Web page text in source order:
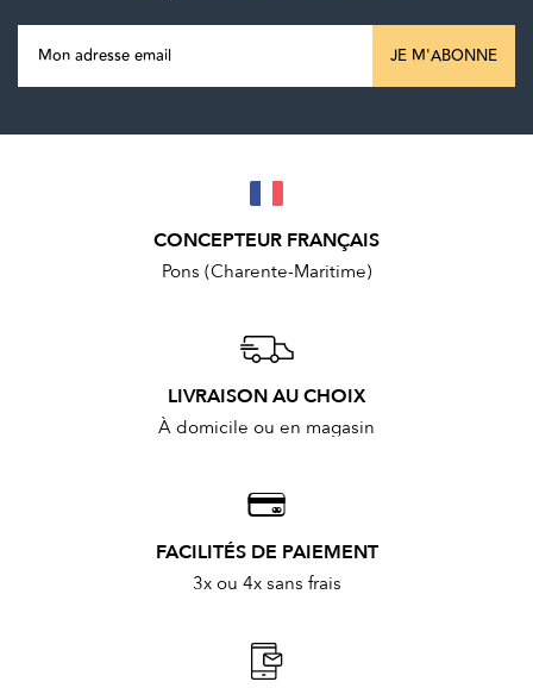
JE M'ABONNE
CONCEPTEUR FRANÇAIS
Pons (Charente-Maritime)
LIVRAISON AU CHOIX
À domicile ou en magasin
FACILITÉS DE PAIEMENT
3x ou 4x sans frais